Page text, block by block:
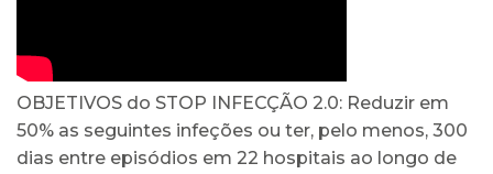
OBJETIVOS do STOP INFECÇÃO 2.0: Reduzir em
50% as seguintes infeções ou ter, pelo menos, 300
dias entre episódios em 22 hospitais ao longo de